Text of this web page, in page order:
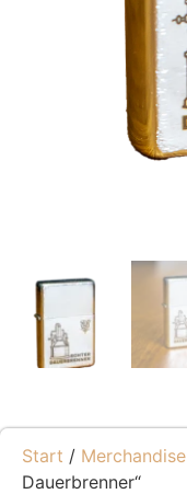
Start / Merchandise
Dauerbrenner“